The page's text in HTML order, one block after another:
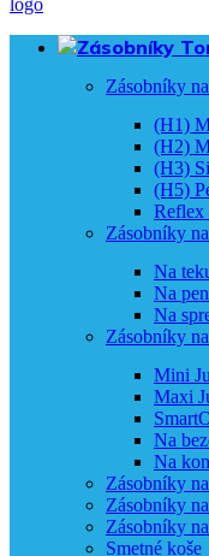
Zásobníky
(H1)
(H2)
(H3)
(H5)
Reflex
Zásobníky
Na
Na
Na
Zásobníky
Mini
Maxi
Na
Na
Zásobníky
Zásobníky
Zásobníky
Smetné koše